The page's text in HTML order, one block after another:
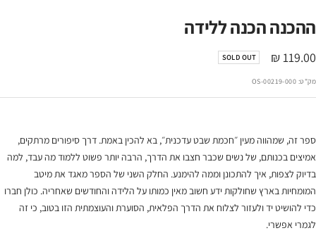
ההכנה הכנה ללידה
מחיר
בהנחה
119.00 ₪
SOLD OUT
מק"ט: 00219-000-OS
ספר זה, שמהווה מעין ״חכמת שבט עדכנית״, בא להכין באמת. דרך סיפורים מרתקים,
אמיצים בכנותם, של נשים שכבר חצבו את הדרך, הרבה יותר פשוט ללמוד מה עבד, למה
בדיוק לצפות, איך להתכונן וממה להימנע. החלק השני של הספר מאגד את מיטב
המומחיות בארץ שחולקות ידע חשוב מאין כמותו על הלידה והחודשים שאחריה. כולן חברו
כדי להושיט יד ולעזור לצלוח את הדרך הפלאית, הסוערת והעוצמתית הזו בטוב, כי זה
לגמרי אפשרי.